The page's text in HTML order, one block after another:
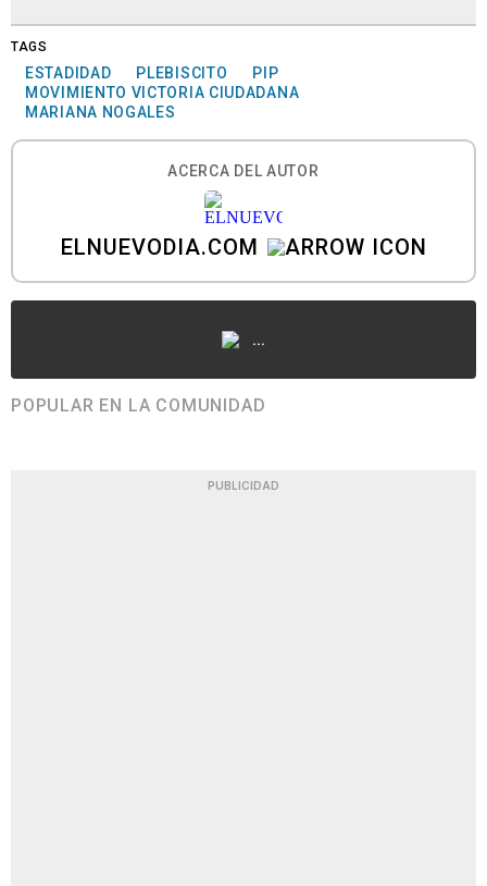
TAGS
ESTADIDAD PLEBISCITO
PIP
MOVIMIENTO VICTORIA CIUDADANA
MARIANA NOGALES
ACERCA DEL AUTOR
ELNUEVODIA.COM
...
POPULAR EN LA COMUNIDAD
PUBLICIDAD